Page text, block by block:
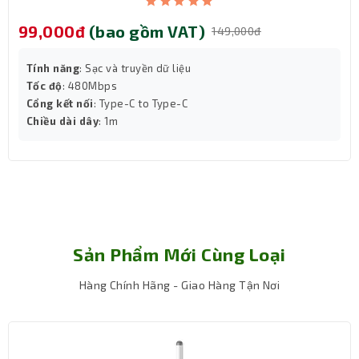
Pin sạc lâu dài, sử dụng tiện lợi
Chuột máy tínhkhông dây được trang bị pin sạc Li-Po
việc thay pin hay tình trạng chuột hết pin bất ngờ trong
99,000đ (bao gồm VAT) 149,000đ
Tính năng: Sạc và truyền dữ liệu
Tốc độ: 480Mbps
Cổng kết nối: Type-C to Type-C
Chiều dài dây: 1m
Sản Phẩm Mới Cùng Loại
Hàng Chính Hãng - Giao Hàng Tận Nơi